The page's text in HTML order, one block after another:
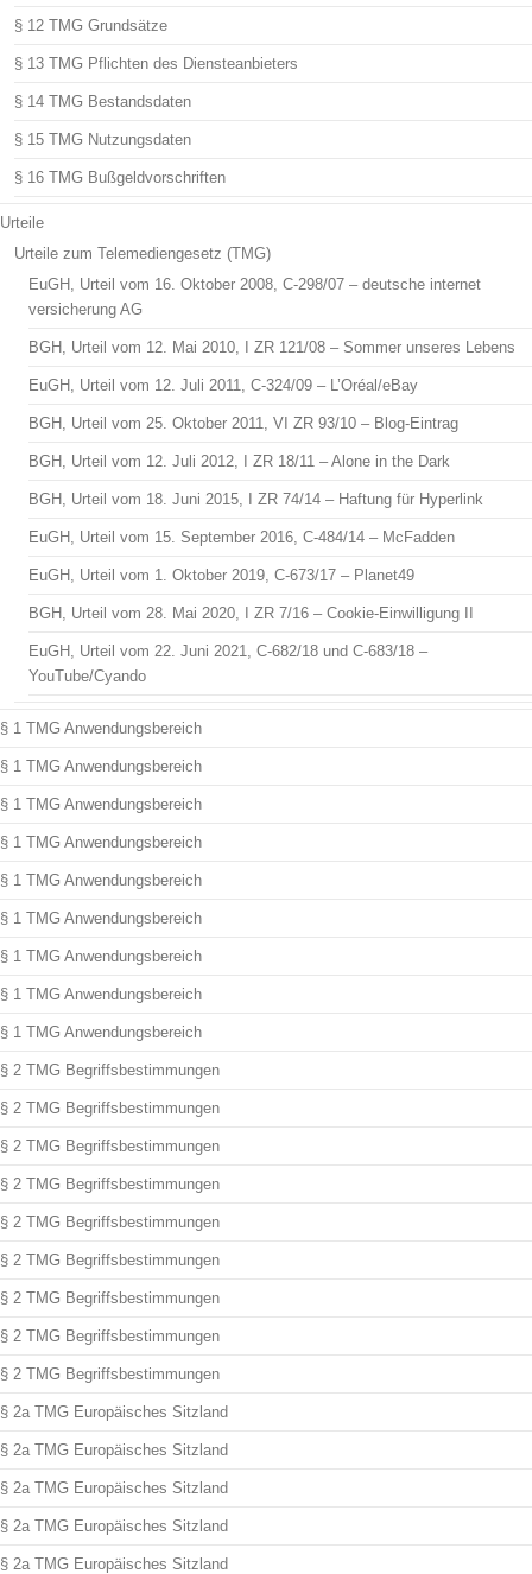
§ 12 TMG Grundsätze
§ 13 TMG Pflichten des Diensteanbieters
§ 14 TMG Bestandsdaten
§ 15 TMG Nutzungsdaten
§ 16 TMG Bußgeldvorschriften
Urteile
Urteile zum Telemediengesetz (TMG)
EuGH, Urteil vom 16. Oktober 2008, C-298/07 – deutsche internet
versicherung AG
BGH, Urteil vom 12. Mai 2010, I ZR 121/08 – Sommer unseres Lebens
EuGH, Urteil vom 12. Juli 2011, C-324/09 – L’Oréal/eBay
BGH, Urteil vom 25. Oktober 2011, VI ZR 93/10 – Blog-Eintrag
BGH, Urteil vom 12. Juli 2012, I ZR 18/11 – Alone in the Dark
BGH, Urteil vom 18. Juni 2015, I ZR 74/14 – Haftung für Hyperlink
EuGH, Urteil vom 15. September 2016, C-484/14 – McFadden
EuGH, Urteil vom 1. Oktober 2019, C-673/17 – Planet49
BGH, Urteil vom 28. Mai 2020, I ZR 7/16 – Cookie-Einwilligung II
EuGH, Urteil vom 22. Juni 2021, C-682/18 und C-683/18 –
YouTube/Cyando
§ 1 TMG Anwendungsbereich
§ 1 TMG Anwendungsbereich
§ 1 TMG Anwendungsbereich
§ 1 TMG Anwendungsbereich
§ 1 TMG Anwendungsbereich
§ 1 TMG Anwendungsbereich
§ 1 TMG Anwendungsbereich
§ 1 TMG Anwendungsbereich
§ 1 TMG Anwendungsbereich
§ 2 TMG Begriffsbestimmungen
§ 2 TMG Begriffsbestimmungen
§ 2 TMG Begriffsbestimmungen
§ 2 TMG Begriffsbestimmungen
§ 2 TMG Begriffsbestimmungen
§ 2 TMG Begriffsbestimmungen
§ 2 TMG Begriffsbestimmungen
§ 2 TMG Begriffsbestimmungen
§ 2 TMG Begriffsbestimmungen
§ 2a TMG Europäisches Sitzland
§ 2a TMG Europäisches Sitzland
§ 2a TMG Europäisches Sitzland
§ 2a TMG Europäisches Sitzland
§ 2a TMG Europäisches Sitzland